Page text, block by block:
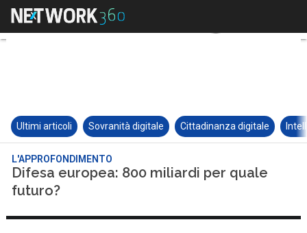
Ultimi articoli Sovranità digitale Cittadinanza digitale
L'APPROFONDIMENTO
Difesa europea: 800 miliardi per quale
futuro?